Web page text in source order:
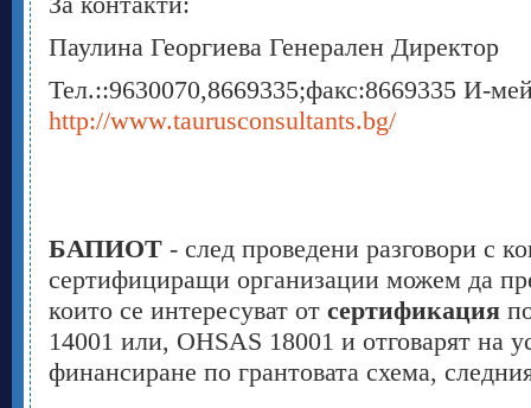
Паулина Георгиева Генерален Директор
Тел.::9630070,8669335;факс:8669335 И-
http://www.taurusconsultants.bg/
БАПИОТ - след проведени разговори с
сертифициращи организации можем да
които се интересуват от сертификация
14001 или, OHSAS 18001 и отговарят на
финансиране по грантовата схема,